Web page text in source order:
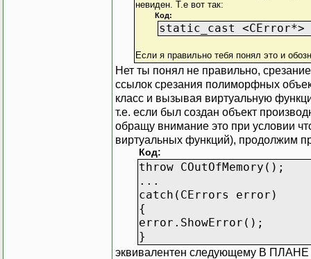
catch(CError& error){
error.PrintError();
}
невиден. Т.е вот так:
Код:
static_cast <CError*>
Если я правильно тебя понял это и
Нет ты понял не правильно,
ссылок срезания полиморфных
класс и вызывая виртуальную
т.е. если был создан объект
обращу внимание это при условии
виртуальных функций), продолжим
Код:
throw COutOfMemory();
...
catch(CErrors error)
{
error.ShowError();
}
эквивалентен следующему В